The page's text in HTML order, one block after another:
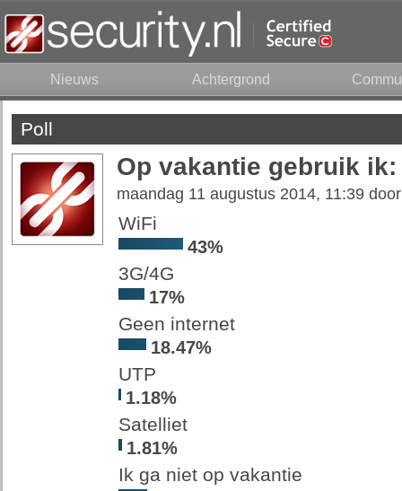
Nieuws Achtergrond
Poll
Op vakantie gebruik ik:
maandag 11 augustus 2014, 11:39
WiFi
43%
3G/4G
17%
Geen internet
18.47%
UTP
1.18%
Satelliet
1.81%
Ik ga niet op vakantie